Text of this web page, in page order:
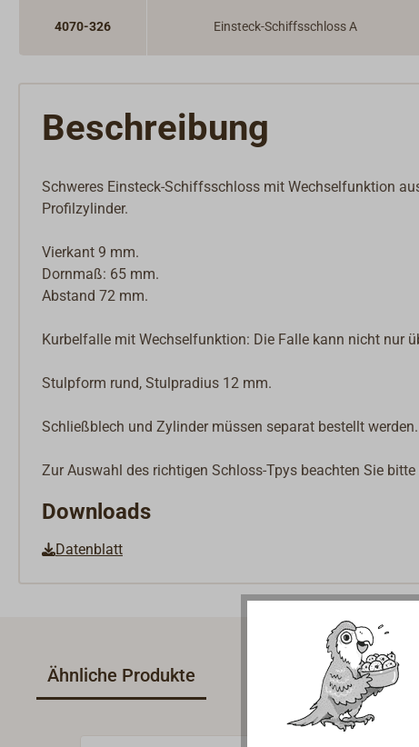
4070-326 Einsteck-Schiffsschloss A
Beschreibung
Schweres Einsteck-Schiffsschloss mit Wechselfunktion
Profilzylinder.
Vierkant 9 mm.
Dornmaß: 65 mm.
Abstand 72 mm.
Kurbelfalle mit Wechselfunktion: Die Falle kann nicht nur
Stulpform rund, Stulpradius 12 mm.
Schließblech und Zylinder müssen separat bestellt werden.
Zur Auswahl des richtigen Schloss-Tpys beachten Sie
Downloads
Datenblatt
Ähnliche Produkte